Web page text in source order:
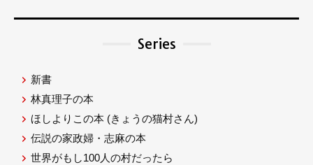
Series
新書
林真理子の本
ほしよりこの本 (きょうの猫村さん)
伝説の家政婦・志麻の本
世界がもし100人の村だったら